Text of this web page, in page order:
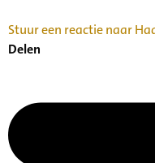
Stuur een reactie naar
Delen